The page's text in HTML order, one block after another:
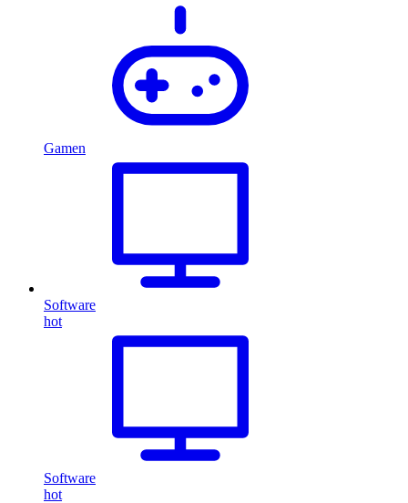
Gamen
Software
hot
Software
hot